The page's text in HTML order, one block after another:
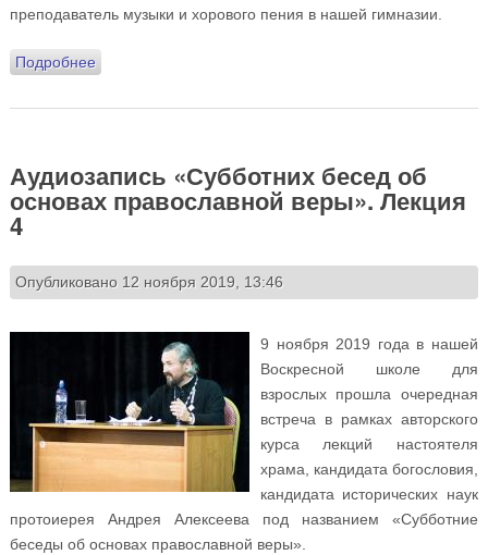
преподаватель музыки и хорового пения в нашей гимназии.
Подробнеео «По волнам мелодий сладкозвучных…». Концерт
Аудиозапись «Субботних бесед об
основах православной веры». Лекция
4
Опубликовано 12 ноября 2019, 13:46
9 ноября 2019 года в нашей
Воскресной школе для
взрослых прошла очередная
встреча в рамках авторского
курса лекций настоятеля
храма, кандидата богословия,
кандидата исторических наук
протоиерея Андрея Алексеева под названием «Субботние
беседы об основах православной веры».